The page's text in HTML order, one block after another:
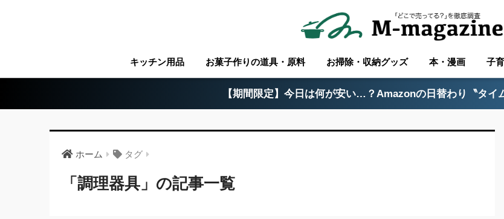
キッチン用品 お菓子作りの道具・原料 お掃除・収納グッズ 本・漫画 子
【期間限定】今日は何が安い…？Amazonの日替わり〝タイ
ホーム タグ
「調理器具」の記事一覧